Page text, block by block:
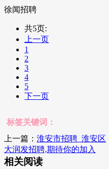
徐闻招聘
共5页:
上一页
1
2
3
4
5
下一页
标签关键词：
上一篇： 淮安市招聘_淮安区
大润发招聘,期待你的加入
相关阅读